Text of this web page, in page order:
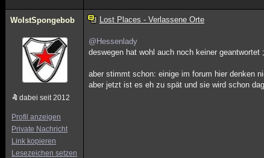
WoIstSpongebob
dabei seit 2012
Profil anzeigen
Private Nachricht
Link kopieren
Lesezeichen setzen
Lost Places - Verlassene Orte
@Hessenlady
deswegen hat wohl auch noch keiner geantwortet
aber stimmt schon: einige im forum hier denken
aber jetzt ist es eh zu spät und sie wird schon